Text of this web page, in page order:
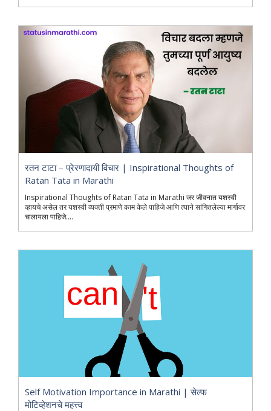
रतन टाटा – प्रेरणादायी विचार | Inspirational Thoughts of
Ratan Tata in Marathi
Inspirational Thoughts of Ratan Tata in Marathi जर जीवनात यशस्वी
व्हायचे असेल तर यशस्वी व्यक्ती प्रमाणे काम केले पाहिजे आणि त्याने सांगितलेल्या मार्गावर
चालायला पाहिजे....
Self Motivation Importance in Marathi | सेल्फ
मोटिव्हेशनचे महत्त्व